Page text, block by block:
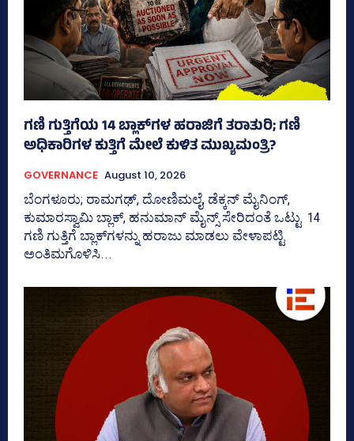
ಗಣಿ ಗುತ್ತಿಗೆಯ 14 ಬ್ಲಾಕ್‌ಗಳ ಹರಾಜಿಗೆ ತರಾತುರಿ; ಗಣಿ
ಅಧಿಕಾರಿಗಳ ಕುತ್ತಿಗೆ ಮೇಲೆ ಕುಳಿತ ಮುಖ್ಯಮಂತ್ರಿ?
GOVERNANCE August 10, 2026
ಬೆಂಗಳೂರು; ರಾಮಗಢ್, ದೋಣಿಮಲೈ, ಡೆಕ್ಕನ್ ಮೈನಿಂಗ್,
ಕುಮಾರಸ್ವಾಮಿ ಬ್ಲಾಕ್, ಹನುಮಾನ್ ಮೈನ್ಸ್‌ ಸೇರಿದಂತೆ ಒಟ್ಟು 14
ಗಣಿ ಗುತ್ತಿಗೆ ಬ್ಲಾಕ್‌ಗಳನ್ನು ಹರಾಜು ಮಾಡಲು ವೇಳಾಪಟ್ಟಿ
ಅಂತಿಮಗೊಳಿಸಿ...